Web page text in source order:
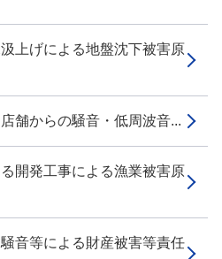
上げによる地盤沈下被害原
舗からの騒音・低周波音...
開発工事による漁業被害原
音等による財産被害等責任